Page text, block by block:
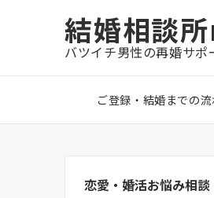
結婚相談
バツイチ男性の再婚サポ
ご登録・結婚までの流
恋愛・婚活お悩み相談